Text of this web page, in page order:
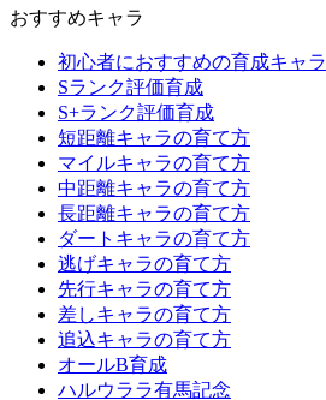
おすすめキャラ
初心者におすすめの育成キャラ
Sランク評価育成
S+ランク評価育成
短距離キャラの育て方
マイルキャラの育て方
中距離キャラの育て方
長距離キャラの育て方
ダートキャラの育て方
逃げキャラの育て方
先行キャラの育て方
差しキャラの育て方
追込キャラの育て方
オールB育成
ハルウララ有馬記念